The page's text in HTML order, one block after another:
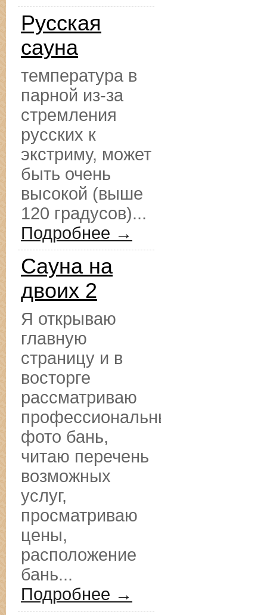
Русская
сауна
температура в
парной из-за
стремления
русских к
экстриму, может
быть очень
высокой (выше
120 градусов)...
Подробнее →
Сауна на
двоих 2
Я открываю
главную
страницу и в
восторге
рассматриваю
профессиональные
фото бань,
читаю перечень
возможных
услуг,
просматриваю
цены,
расположение
бань...
Подробнее →